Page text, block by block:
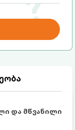
და მწვანილი